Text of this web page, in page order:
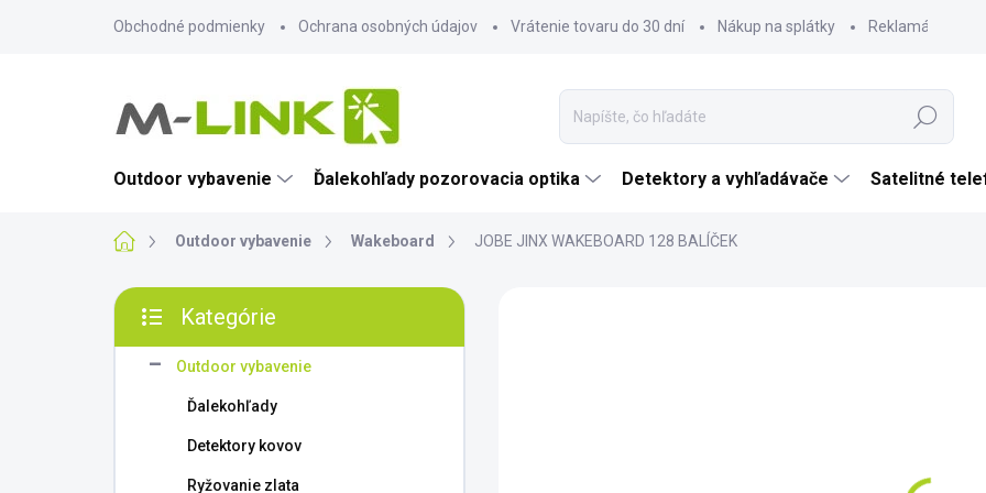
Obchodné podmienky Ochrana osobných údajov Vrátenie tovaru do 30 dní Nákup na splátky Reklamácia
Hľadať
Outdoor vybavenie Ďalekohľady pozorovacia optika Detektory a vyhľadávače Satelitné
DomovOutdoor vybavenie Wakeboard JOBE JINX WAKEBOARD 128 BALÍČEK
B
č
kategórie
Kategórie
Outdoor vybavenie
Ďalekohľady
Detektory kovov
Ryžovanie zlata